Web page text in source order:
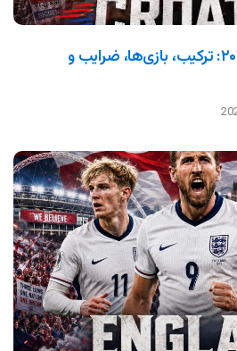
کرواسی در جام جهانی ۲۰۲۶: ترکیب، بازی‌ها، ضرایب و